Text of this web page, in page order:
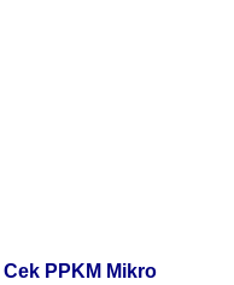
PPKM Mikro